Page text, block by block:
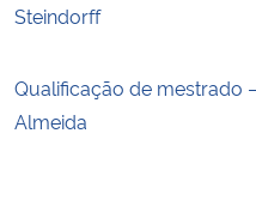
Steindorff
Qualificação de mestrado
Almeida